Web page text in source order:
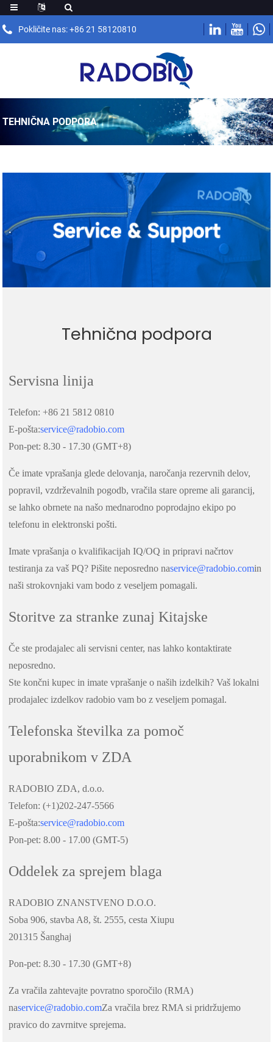
Pokličite nas: +86 21 58120810
TEHNIČNA PODPORA
.
Tehnična podpora
Servisna linija
Telefon: +86 21 5812 0810
E-pošta:service@radobio.com
Pon-pet: 8.30 - 17.30 (GMT+8)
Če imate vprašanja glede delovanja, naročanja rezervnih delov,
popravil, vzdrževalnih pogodb, vračila stare opreme ali garancij,
se lahko obrnete na našo mednarodno poprodajno ekipo po
telefonu in elektronski pošti.
Imate vprašanja o kvalifikacijah IQ/OQ in pripravi načrtov
testiranja za vaš PQ? Pišite neposredno naservice@radobio.comin
naši strokovnjaki vam bodo z veseljem pomagali.
Storitve za stranke zunaj Kitajske
Če ste prodajalec ali servisni center, nas lahko kontaktirate
neposredno.
Ste končni kupec in imate vprašanje o naših izdelkih? Vaš lokalni
prodajalec izdelkov radobio vam bo z veseljem pomagal.
Telefonska številka za pomoč
uporabnikom v ZDA
RADOBIO ZDA, d.o.o.
Telefon: (+1)202-247-5566
E-pošta:service@radobio.com
Pon-pet: 8.00 - 17.00 (GMT-5)
Oddelek za sprejem blaga
RADOBIO ZNANSTVENO D.O.O.
Soba 906, stavba A8, št. 2555, cesta Xiupu
201315 Šanghaj
Pon-pet: 8.30 - 17.30 (GMT+8)
Za vračila zahtevajte povratno sporočilo (RMA)
naservice@radobio.comZa vračila brez RMA si pridržujemo
pravico do zavrnitve sprejema.